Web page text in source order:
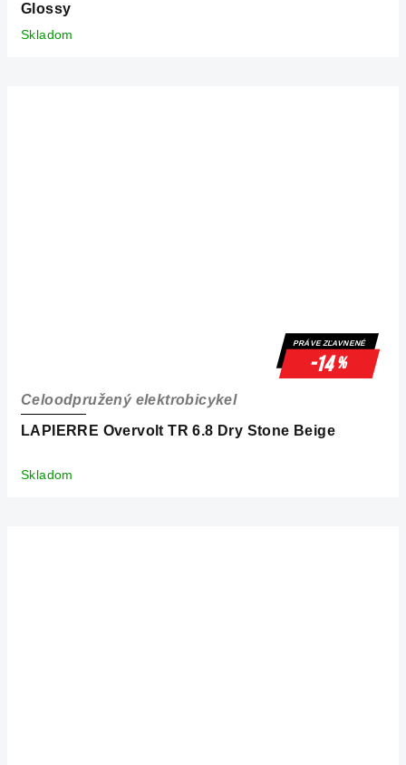
Glossy
Skladom
PRÁVE ZĽAVNENÉ
-14%
LAPIERRE Overvolt TR 6.8 Dry Stone Beige
Celoodpružený elektrobicykel
Skladom